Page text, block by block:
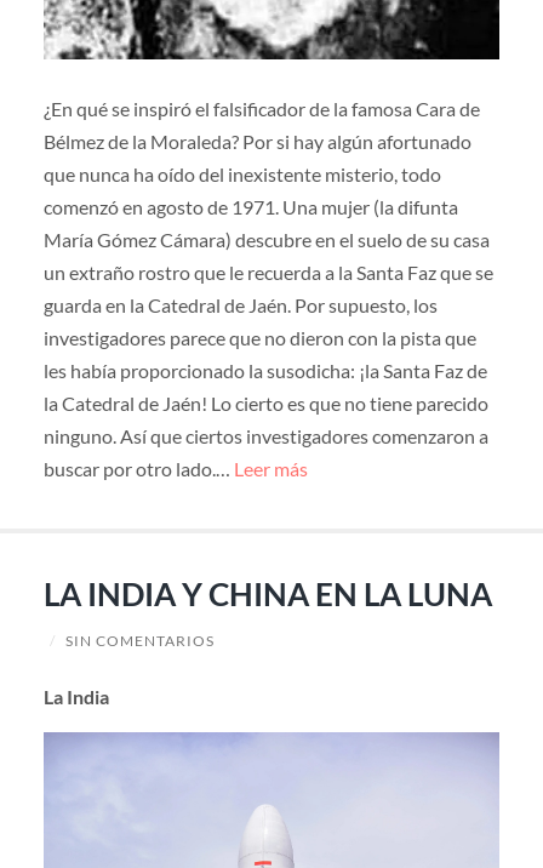
¿En qué se inspiró el falsificador de la famosa Cara de
Bélmez de la Moraleda? Por si hay algún afortunado
que nunca ha oído del inexistente misterio, todo
comenzó en agosto de 1971. Una mujer (la difunta
María Gómez Cámara) descubre en el suelo de su casa
un extraño rostro que le recuerda a la Santa Faz que se
guarda en la Catedral de Jaén. Por supuesto, los
investigadores parece que no dieron con la pista que
les había proporcionado la susodicha: ¡la Santa Faz de
la Catedral de Jaén! Lo cierto es que no tiene parecido
ninguno. Así que ciertos investigadores comenzaron a
buscar por otro lado.… Leer más
LA INDIA Y CHINA EN LA LUNA
/ SIN COMENTARIOS
La India